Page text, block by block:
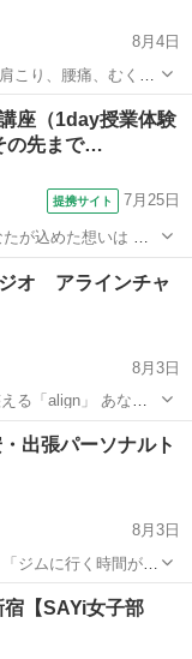
8月4日
だから」「仕方な
り
座（1day授業体験
の先まで…
提携サイト 7月25日
るのが好きで あな
オ アラインチャ
8月3日
る「align」 あなた
身体のお守りとなる
オです。 ...
ムナ
出張パーソナルト
8月3日
宅が、今すぐ“専属ジ
ム”になります。 💸破格のプラン 体験：1回1,000円 継続...
ナルトレーニング
【SAYi女子部